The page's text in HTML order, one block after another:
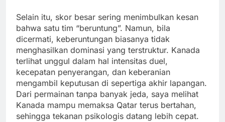
Selain itu, skor besar sering menimbulkan kesan
bahwa satu tim “beruntung”. Namun, bila
dicermati, keberuntungan biasanya tidak
menghasilkan dominasi yang terstruktur. Kanada
terlihat unggul dalam hal intensitas duel,
kecepatan penyerangan, dan keberanian
mengambil keputusan di sepertiga akhir lapangan.
Dari permainan tanpa banyak jeda, saya melihat
Kanada mampu memaksa Qatar terus bertahan,
sehingga tekanan psikologis datang lebih cepat.